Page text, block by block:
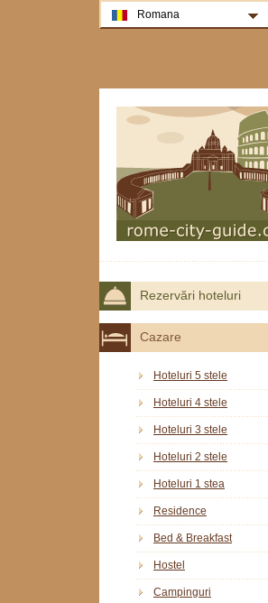
Rezervări hoteluri
Cazare
Hoteluri 5 stele
Hoteluri 4 stele
Hoteluri 3 stele
Hoteluri 2 stele
Hoteluri 1 stea
Residence
Bed & Breakfast
Hostel
Campinguri
Romana